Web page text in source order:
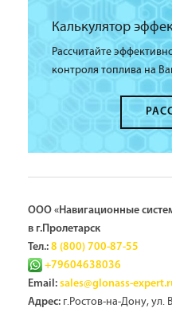
Калькулятор
Рассчитайте
контроля топлива на
ООО «Навигационные
в г.Пролетарск
Тел.: 8 (800) 700-87-55
+79604638036
Email: sales@glonass-
Адрес: г.Ростов-на-Дону, ул.